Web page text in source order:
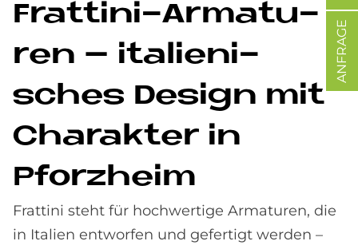
Frat­tini-Ar­ma­tu­
ren – ita­lie­ni­
sches De­sign mit
Cha­rak­ter in
Pforz­heim
Frattini steht für hochwertige Armaturen, die
in Italien entworfen und gefertigt werden –
ANFRAGE